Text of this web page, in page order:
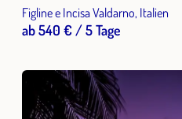
Figline e Incisa Valdarno, Italien
ab 540 € / 5 Tage